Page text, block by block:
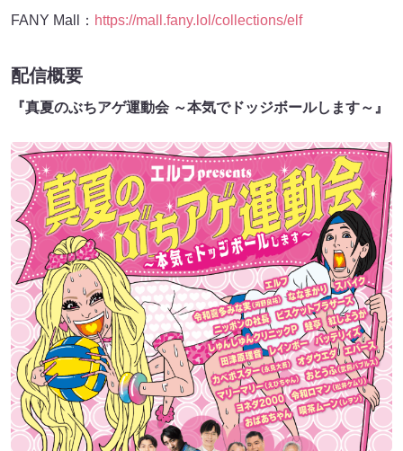
FANY Mall： https://mall.fany.lol/collections/elf
配信概要
『真夏のぶちアゲ運動会 ～本気でドッジボールします～』